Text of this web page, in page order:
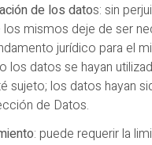
de los datos: sin
mismos deje de ser
jurídico para el
los datos se hayan
sujeto; los datos hayan
de Datos.
: puede requerir la